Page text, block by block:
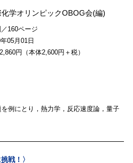
化学オリンピックOBOG会(編)
160ページ
05月01日
円（本体2,600円＋税）
例にとり，熱力学，反応速度論，量子
戦！〉